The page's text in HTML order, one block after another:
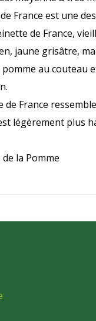
France est une
de France,
jaune grisâtre,
au couteau
de France
légèrement plus
la Pomme